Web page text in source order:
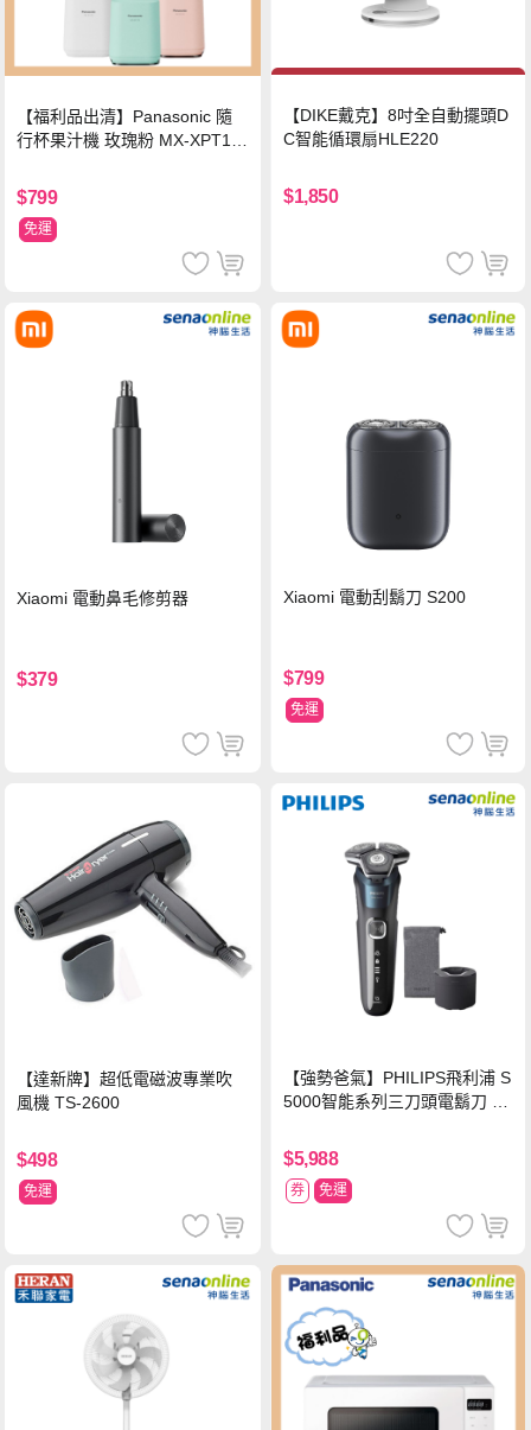
【福利品出清】Panasonic 隨
行杯果汁機 玫瑰粉 MX-XPT10
$799
免運
【DIKE戴克】8吋全自動擺頭D
C智能循環扇HLE220
$1,850
Xiaomi 電動鼻毛修剪器
$379
Xiaomi 電動刮鬍刀 S200
$799
免運
【達新牌】超低電磁波專業吹
風機 TS-2600
$498
免運
【強勢爸氣】PHILIPS飛利浦 S
5000智能系列三刀頭電鬍刀 S5
$5,988
券 免運